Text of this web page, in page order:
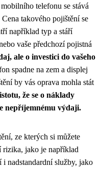
telefonu se stává
takového pojištění se
například typ a stáří
vaše předchozí pojistná
ale o investici do vašeho
spadne na zem a displej
by vás oprava mohla stát
že se o náklady
nepříjemnému výdaji.
ze kterých si můžete
jako je například
nadstandardní služby, jako